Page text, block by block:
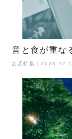
音と食が重な
お店特集｜